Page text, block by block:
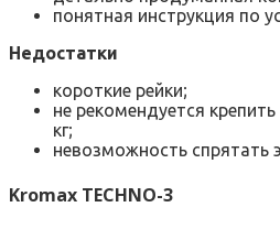
понятная инструкция по
Недостатки
короткие рейки;
не рекомендуется
кг;
невозможность спрятать
Kromax TECHNO-3